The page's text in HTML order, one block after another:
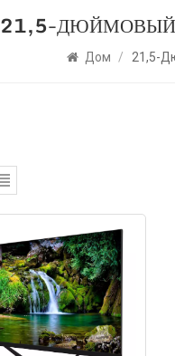
21,5-ДЮЙМОВЫЙ
Дом / 21,5-